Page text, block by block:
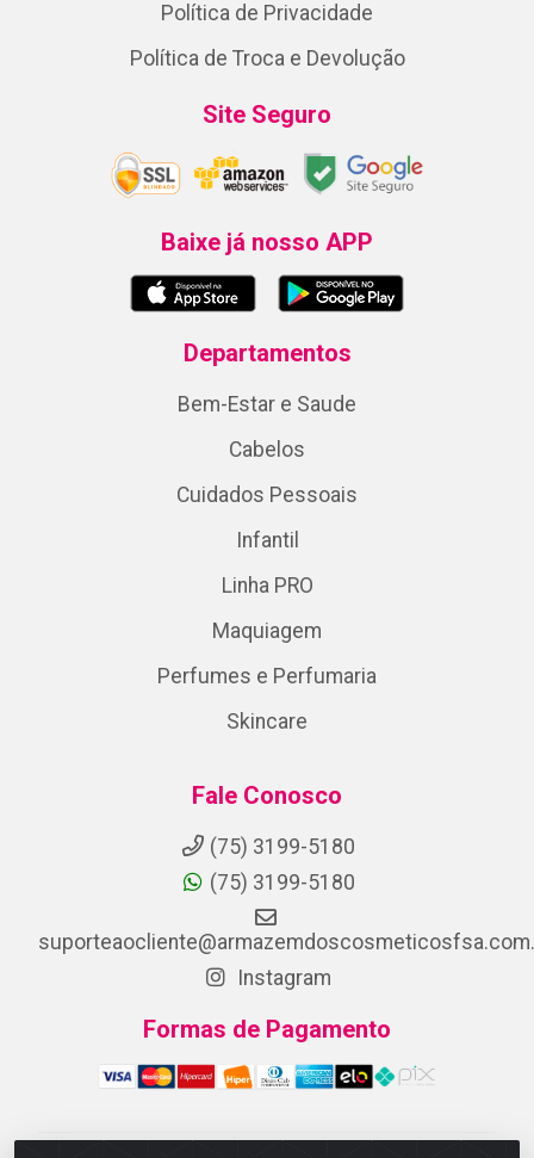
Política de Privacidade
Política de Troca e Devolução
Site Seguro
Baixe já nosso APP
Departamentos
Bem-Estar e Saude
Cabelos
Cuidados Pessoais
Infantil
Linha PRO
Maquiagem
Perfumes e Perfumaria
Skincare
Fale Conosco
(75) 3199-5180
(75) 3199-5180
Instagram
Formas de Pagamento